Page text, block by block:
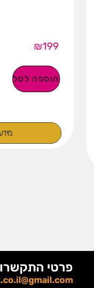
₪199
הוספה לסל
פרטי